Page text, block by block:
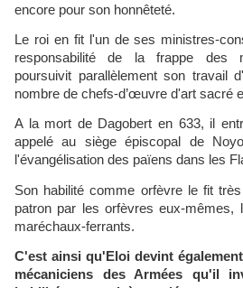
encore pour son honnêteté.
Le roi en fit l'un de ses ministres-
responsabilité de la frappe des
poursuivit parallèlement son travail
nombre de chefs-d’œuvre d'art sacré
A la mort de Dagobert en 633, il
appelé au siège épiscopal de
l'évangélisation des païens dans les
Son habilité comme orfèvre le fit
patron par les orfèvres eux-mêmes,
maréchaux-ferrants.
C'est ainsi qu'Eloi devint
mécaniciens des Armées qu'il